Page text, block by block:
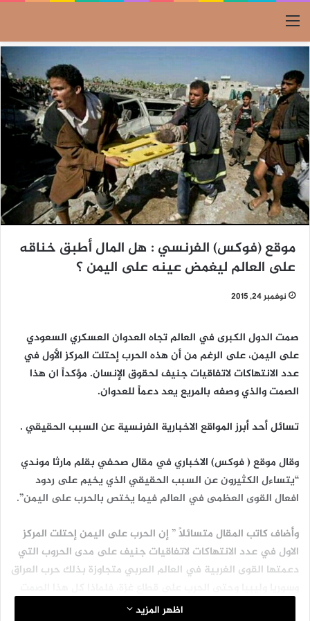
القائمة
موقع (فوكس) الفرنسي : هل المال أطبق خناقه
على العالم ليغمض عينه على اليمن ؟
نوفمبر 24, 2015
صمت الدول الكبرى في العالم تجاه العدوان العسكري السعودي
على اليمن، على الرغم من أن هذه الحرب إحتلت المركز الأول في
عدد الانتهاكات لاتفاقيات جنيف لحقوق الإنسان. مؤكداً ان هذا
الصمت والذي وصفه بالمريع يعد دعماً للعدوان.
تسائل أحد أبرز المواقع الاخبارية الفرنسية عن السبب الحقيقي .
وقال موقع ( فوكس) الاخباري في مقال صحفي بقلم مارثا موندي
“يتساءل الكثيرون عن السبب الحقيقي الذي يخيم على ردود
افعال القوى العظمى في العالم فيما يختص بالحرب على اليمن”.
وأضاف كاتب المقال متسائلاً ” إن الحرب على اليمن إحتلت المركز
الاول في عدد الانتهاكات لاتفاقيات جنيف على مدى الحروب التي
دعمتها القوى الغربية في العالم العربي متجاوزة بذلك حرب العراق
اظهر المزيد